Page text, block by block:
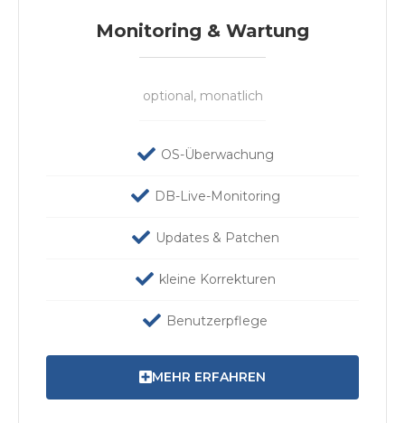
Monitoring & Wartung
optional, monatlich
OS-Überwachung
DB-Live-Monitoring
Updates & Patchen
kleine Korrekturen
Benutzerpflege
MEHR ERFAHREN